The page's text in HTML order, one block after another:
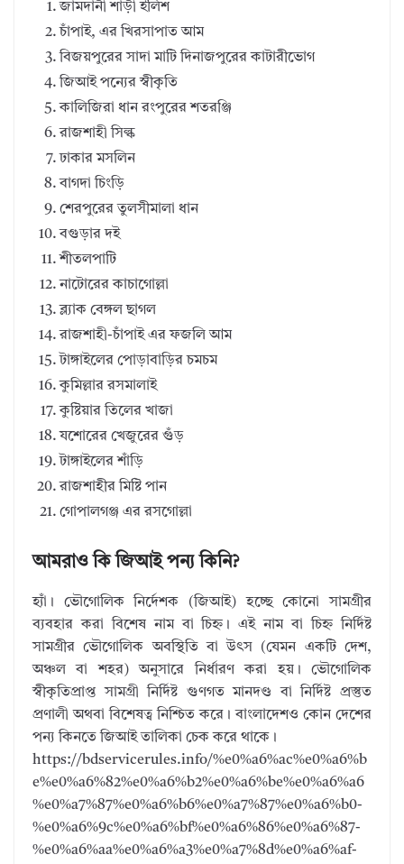
জামদানী শাড়ী ইলিশ
চাঁপাই, এর খিরসাপাত আম
বিজয়পুরের সাদা মাটি দিনাজপুরের কাটারীভোগ
জিআই পন্যের স্বীকৃতি
কালিজিরা ধান রংপুরের শতরঞ্জি
রাজশাহী সিল্ক
ঢাকার মসলিন
বাগদা চিংড়ি
শেরপুরের তুলসীমালা ধান
বগুড়ার দই
শীতলপাটি
নাটোরের কাচাগোল্লা
ব্ল্যাক বেঙ্গল ছাগল
রাজশাহী-চাঁপাই এর ফজলি আম
টাঙ্গাইলের পোড়াবাড়ির চমচম
কুমিল্লার রসমালাই
কুষ্টিয়ার তিলের খাজা
যশোরের খেজুরের গুঁড়
টাঙ্গাইলের শাঁড়ি
রাজশাহীর মিষ্টি পান
গোপালগঞ্জ এর রসগোল্লা
আমরাও কি জিআই পন্য কিনি?
হ্যাঁ। ভৌগোলিক নির্দেশক (জিআই) হচ্ছে কোনো সামগ্ৰীর
ব্যবহার করা বিশেষ নাম বা চিহ্ন। এই নাম বা চিহ্ন নিৰ্দিষ্ট
সামগ্ৰীর ভৌগোলিক অবস্থিতি বা উৎস (যেমন একটি দেশ,
অঞ্চল বা শহর) অনুসারে নিৰ্ধারণ করা হয়। ভৌগোলিক
স্বীকৃতিপ্রাপ্ত সামগ্ৰী নিৰ্দিষ্ট গুণগত মানদণ্ড বা নিৰ্দিষ্ট প্ৰস্তুত
প্ৰণালী অথবা বিশেষত্ব নিশ্চিত করে। বাংলাদেশও কোন দেশের
পন্য কিনতে জিআই তালিকা চেক করে থাকে।
https://bdservicerules.info/%e0%a6%ac%e0%a6%b
e%e0%a6%82%e0%a6%b2%e0%a6%be%e0%a6%a6
%e0%a7%87%e0%a6%b6%e0%a7%87%e0%a6%b0-
%e0%a6%9c%e0%a6%bf%e0%a6%86%e0%a6%87-
%e0%a6%aa%e0%a6%a3%e0%a7%8d%e0%a6%af-